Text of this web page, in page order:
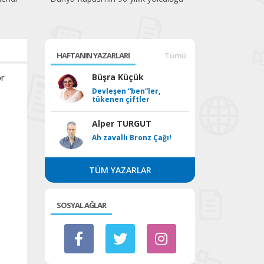
HAFTANIN YAZARLARI Tümü
Büşra Küçük
Devleşen “ben”ler,
tükenen çiftler
Alper TURGUT
Ah zavallı Bronz Çağı!
TÜM YAZARLAR
SOSYAL AĞLAR